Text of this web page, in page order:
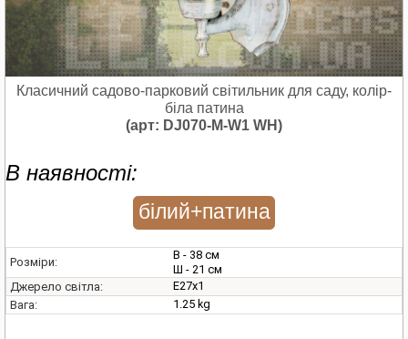
Класичний садово-парковий світильник для саду, колір-
біла патина
(арт: DJ070-M-W1 WH)
В наявності:
білий+патина
Розміри:
В - 38 см
Ш - 21 см
Джерело світла:
E27х1
Вага:
1.25 kg